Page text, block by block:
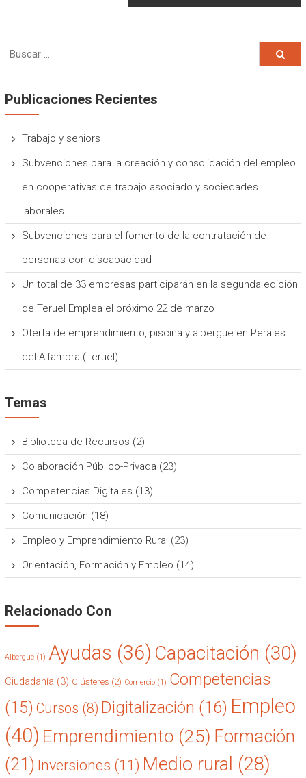
Publicaciones Recientes
Trabajo y seniors
Subvenciones para la creación y consolidación del empleo
en cooperativas de trabajo asociado y sociedades
laborales
Subvenciones para el fomento de la contratación de
personas con discapacidad
Un total de 33 empresas participarán en la segunda edición
de Teruel Emplea el próximo 22 de marzo
Oferta de emprendimiento, piscina y albergue en Perales
del Alfambra (Teruel)
Temas
Biblioteca de Recursos (2)
Colaboración Público-Privada (23)
Competencias Digitales (13)
Comunicación (18)
Empleo y Emprendimiento Rural (23)
Orientación, Formación y Empleo (14)
Relacionado Con
Albergue(1) Ayudas (36) Capacitación (30)
Ciudadanía (3) Clústeres (2) Comercio(1) Competencias
(15) Cursos (8) Digitalización (16) Empleo
(40) Emprendimiento (25) Formación
(21) Inversiones (11) Medio rural (28)